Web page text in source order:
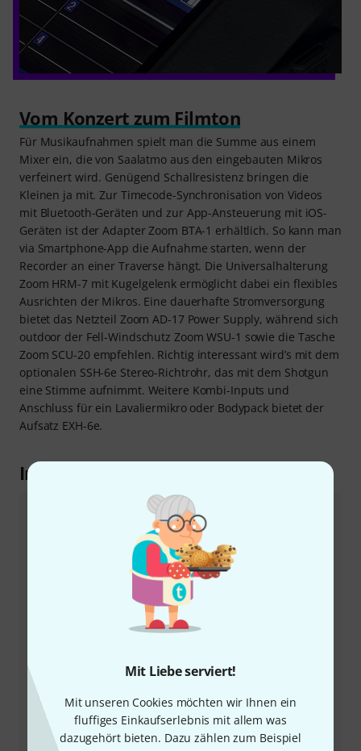
Mit Liebe serviert!
Mit unseren Cookies möchten wir Ihnen ein
fluffiges Einkaufserlebnis mit allem was
dazugehört bieten. Dazu zählen zum Beispiel
Vom Konzert zum Filmton
Für Musikaufnahmen spielt man die Summe aus einem
Mixer ein, die von Saalatmo aus den eingebauten Mikros
verfeinert wird. Genügend Schallresistenz bringen die
Kleinen ja mit. Zur Timecode-Synchronisation von Videos
mit Bluetooth-Geräten und zur App-Ansteuerung mit iOS-
Geräten ist der Adapter Zoom BTA-1 erhältlich. So kann man
via Smartphone-App die Aufnahme starten, wenn der
Recorder an einer Traverse hängt. Die Universalhalterung
Zoom HRM-7 mit Kugelgelenk ermöglicht dabei ein flexibles
Ausrichten der Mikros. Eine dauerhafte Stromversorgung
bietet das Netzteil Zoom AD-17 Power Supply, während sich
outdoor der Fell-Windschutz Zoom WSU-1 sowie die Tasche
Zoom SCU-20 empfehlen. Richtig interessant wird’s mit dem
optionalen SSH-6e Stereo-Richtrohr, das mit dem Shotgun
eine Stimme aufnimmt. Weitere Kombi-Inputs und
Anschluss für ein Lavaliermikro oder Bodypack bietet der
Aufsatz EXH-6e.
Im Detail erklärt:
Einfach aufnehmen mit 32bit-Float
Was nützt der beste Take, wenn digitale Verzerrungen
eine Aufnahme unbrauchbar machen? Hier kommt die
32bit-Float-Technologie ins Spiel, die gleich zwei
Vorteile bietet. Im Unterschied zu geringeren bit-
Tiefen ist eine dynamische Bandbreite möglich, die
sowohl für sehr leise als auch extrem starke Signale
Verfahren stehen im Vergleich zu 24-Bit-Aufnahmen
33% mehr Datenbreite zur Verfügung. Selbst wenn
beim ersten Abhören Peaks vorhanden sind, kann
man in der Postproduktion die Wellenform des Signals